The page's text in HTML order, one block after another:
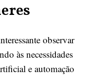
observar
às necessidades
e automação